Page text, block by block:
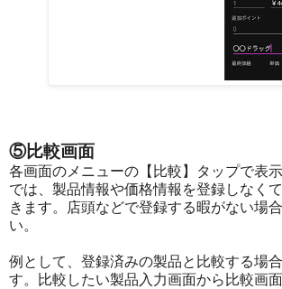
⑤比較画面
各画面のメニューの【比較】タップで表
では、製品情報や価格情報を登録しなく
きます。店頭などで登録する暇がない場
い。
例として、登録済みの製品と比較する場
す。比較したい製品入力画面から比較画